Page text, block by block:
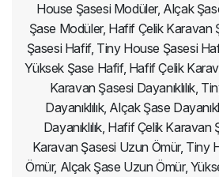
House Şasesi Modüler, Alçak
Şase Modüler, Hafif Çelik Karavan
Şasesi Hafif, Tiny House Şasesi
Yüksek Şase Hafif, Hafif Çelik
Karavan Şasesi Dayanıklılık,
Dayanıklılık, Alçak Şase
Dayanıklılık, Hafif Çelik
Karavan Şasesi Uzun Ömür, Tiny
Ömür, Alçak Şase Uzun Ömür,